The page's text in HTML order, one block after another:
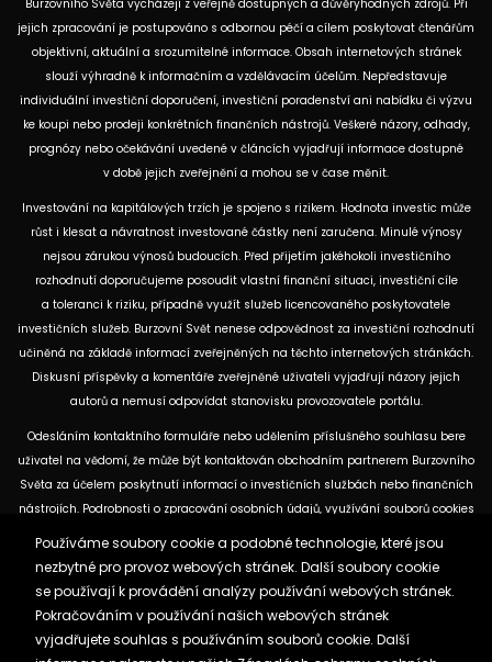
Burzovního Světa vycházejí z veřejně dostupných a důvěryhodných zdrojů. Při
jejich zpracování je postupováno s odbornou péčí a cílem poskytovat čtenářům
objektivní, aktuální a srozumitelné informace. Obsah internetových stránek
slouží výhradně k informačním a vzdělávacím účelům. Nepředstavuje
individuální investiční doporučení, investiční poradenství ani nabídku či výzvu
ke koupi nebo prodeji konkrétních finančních nástrojů. Veškeré názory, odhady,
prognózy nebo očekávání uvedené v článcích vyjadřují informace dostupné
v době jejich zveřejnění a mohou se v čase měnit.
Investování na kapitálových trzích je spojeno s rizikem. Hodnota investic může
růst i klesat a návratnost investované částky není zaručena. Minulé výnosy
nejsou zárukou výnosů budoucích. Před přijetím jakéhokoli investičního
rozhodnutí doporučujeme posoudit vlastní finanční situaci, investiční cíle
a toleranci k riziku, případně využít služeb licencovaného poskytovatele
investičních služeb. Burzovní Svět nenese odpovědnost za investiční rozhodnutí
učiněná na základě informací zveřejněných na těchto internetových stránkách.
Diskusní příspěvky a komentáře zveřejněné uživateli vyjadřují názory jejich
autorů a nemusí odpovídat stanovisku provozovatele portálu.
Odesláním kontaktního formuláře nebo udělením příslušného souhlasu bere
uživatel na vědomí, že může být kontaktován obchodním partnerem Burzovního
Světa za účelem poskytnutí informací o investičních službách nebo finančních
nástrojích. Podrobnosti o zpracování osobních údajů, využívání souborů cookies
dostupných na těchto internetových stránkách. U jednotlivých článků mohou
být uvedeny informace o použitých zdrojích, datu původní analýzy nebo datu,
ke kterému se vztahují uvedené tržní údaje.
Používáme soubory cookie a podobné technologie, které jsou
nezbytné pro provoz webových stránek. Další soubory cookie
se používají k provádění analýzy používání webových stránek.
Pokračováním v používání našich webových stránek
vyjadřujete souhlas s používáním souborů cookie. Další